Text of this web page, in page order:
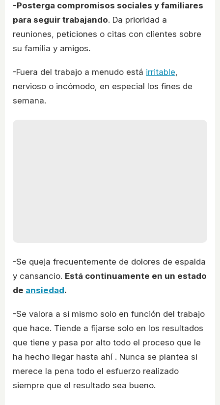
-Posterga compromisos sociales y familiares
para seguir trabajando. Da prioridad a
reuniones, peticiones o citas con clientes sobre
su familia y amigos.
-Fuera del trabajo a menudo está irritable,
nervioso o incómodo, en especial los fines de
semana.
-Se queja frecuentemente de dolores de espalda
y cansancio. Está continuamente en un estado
de ansiedad.
-Se valora a si mismo solo en función del trabajo
que hace. Tiende a fijarse solo en los resultados
que tiene y pasa por alto todo el proceso que le
ha hecho llegar hasta ahí . Nunca se plantea si
merece la pena todo el esfuerzo realizado
siempre que el resultado sea bueno.